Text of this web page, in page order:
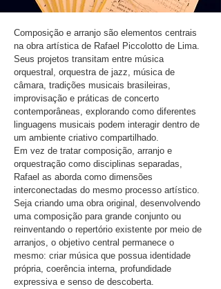
Composição e arranjo são elementos centrais
na obra artística de Rafael Piccolotto de Lima.
Seus projetos transitam entre música
orquestral, orquestra de jazz, música de
câmara, tradições musicais brasileiras,
improvisação e práticas de concerto
contemporâneas, explorando como diferentes
linguagens musicais podem interagir dentro de
um ambiente criativo compartilhado.
Em vez de tratar composição, arranjo e
orquestração como disciplinas separadas,
Rafael as aborda como dimensões
interconectadas do mesmo processo artístico.
Seja criando uma obra original, desenvolvendo
uma composição para grande conjunto ou
reinventando o repertório existente por meio de
arranjos, o objetivo central permanece o
mesmo: criar música que possua identidade
própria, coerência interna, profundidade
expressiva e senso de descoberta.